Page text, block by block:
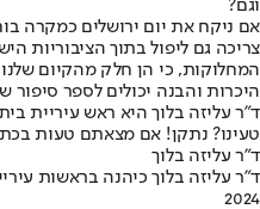
וגם?
אם ניקח את יום ירושלים כמקרה
צריכה גם ליפול בתוך הציבוריות
המחלוקות, כי הן חלק מהקיום
היכרות והבנה יכולים לספר סיפור
ד"ר עליזה בלוך היא ראש עיריית
טעינו? נתקן! אם מצאתם טעות
ד"ר עליזה בלוך
2024